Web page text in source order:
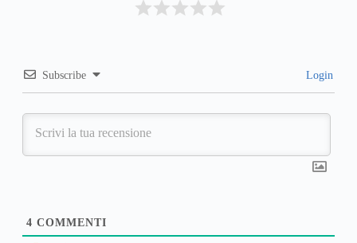
Subscribe Login
4 COMMENTI